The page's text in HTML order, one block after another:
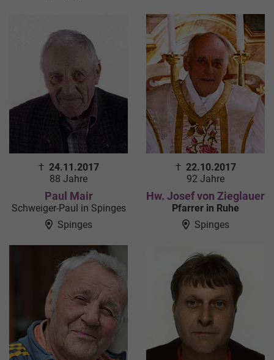
† 24.11.2017
88 Jahre
Paul Mair
Schweiger-Paul in Spinges
Spinges
† 22.10.2017
92 Jahre
Hw. Josef von Zieglauer
Pfarrer in Ruhe
Spinges